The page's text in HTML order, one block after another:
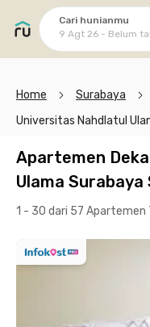
Cari hunianmu
9 Agt 26 - Belum
Home Surabaya
Universitas Nahdlatul
Apartemen
Ulama Surabaya
1 - 30 dari 57 Apartemen